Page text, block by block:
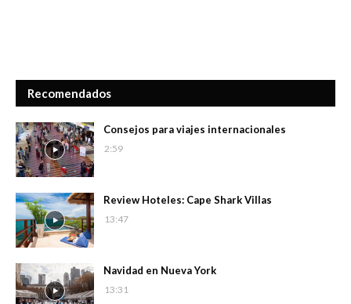
Recomendados
Consejos para viajes internacionales
2:59
Review Hoteles: Cape Shark Villas
13:47
Navidad en Nueva York
13:31